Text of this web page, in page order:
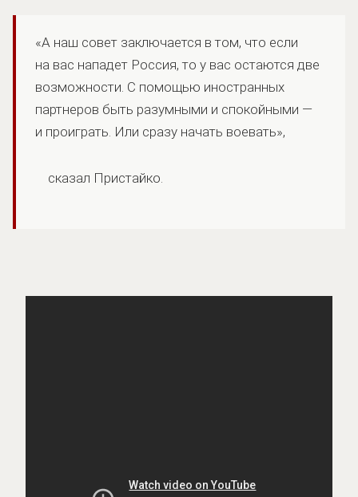
«А наш совет заключается в том, что если
на вас нападет Россия, то у вас остаются две
возможности. С помощью иностранных
партнеров быть разумными и спокойными —
и проиграть. Или сразу начать воевать»,
сказал Пристайко.